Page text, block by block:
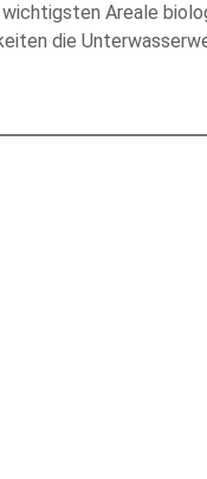
Areale
die